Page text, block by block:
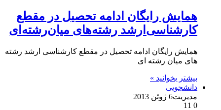
همایش رایگان ادامه تحصیل در مقطع
کارشناسی‌ارشد رشته‌های میان‌رشته‌ای
همایش رایگان ادامه تحصیل در مقطع کارشناسی‌ ارشد رشته‌
های میان‌ رشته‌ ای
بیشتر بخوانید »
دانشجویی
مدیریت6 ژوئن 2013
0